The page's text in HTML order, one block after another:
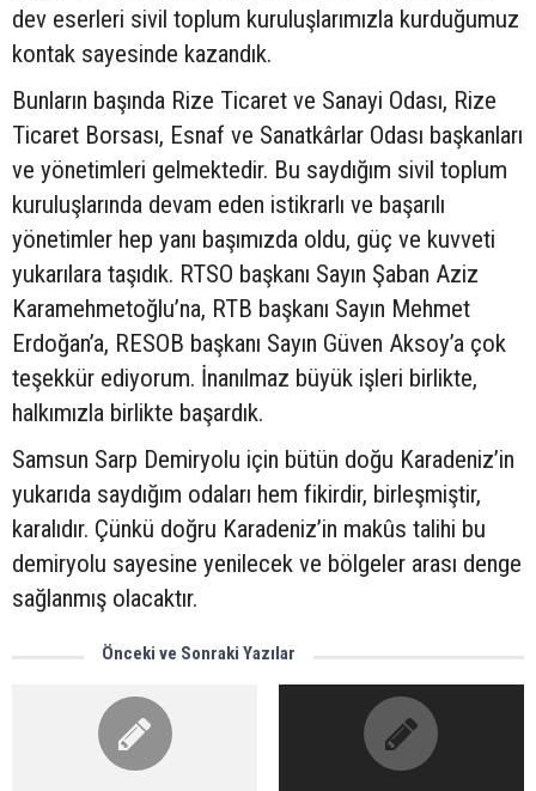
dev eserleri sivil toplum kuruluşlarımızla kurduğumuz
kontak sayesinde kazandık.
Bunların başında Rize Ticaret ve Sanayi Odası, Rize
Ticaret Borsası, Esnaf ve Sanatkârlar Odası başkanları
ve yönetimleri gelmektedir. Bu saydığım sivil toplum
kuruluşlarında devam eden istikrarlı ve başarılı
yönetimler hep yanı başımızda oldu, güç ve kuvveti
yukarılara taşıdık. RTSO başkanı Sayın Şaban Aziz
Karamehmetoğlu’na, RTB başkanı Sayın Mehmet
Erdoğan’a, RESOB başkanı Sayın Güven Aksoy’a çok
teşekkür ediyorum. İnanılmaz büyük işleri birlikte,
halkımızla birlikte başardık.
Samsun Sarp Demiryolu için bütün doğu Karadeniz’in
yukarıda saydığım odaları hem fikirdir, birleşmiştir,
karalıdır. Çünkü doğru Karadeniz’in makûs talihi bu
demiryolu sayesine yenilecek ve bölgeler arası denge
sağlanmış olacaktır.
Önceki ve Sonraki Yazılar